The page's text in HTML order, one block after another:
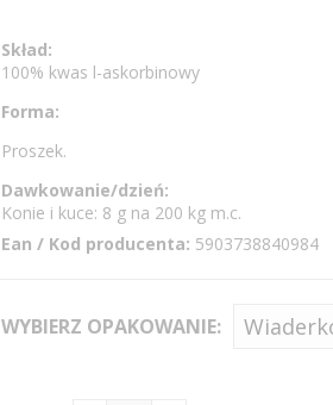
Skład:
100% kwas l-askorbinowy
Forma:
Proszek.
Dawkowanie/dzień:
Konie i kuce: 8 g na 200 kg m.c.
Ean / Kod producenta: 5903738840984
WYBIERZ OPAKOWANIE: